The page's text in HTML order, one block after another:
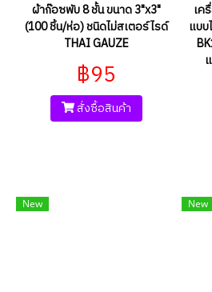
ผ้าก๊อซพับ 8 ชั้น ขนาด 3"x3"
(100 ชิ้น/ห่อ) ชนิดไม่สเตอร์ไรด์
THAI GAUZE
฿95
สั่งซื้อสินค้า
เค
แบบ
New New